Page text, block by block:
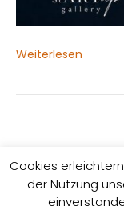
Weiterlesen
Cookies
der Nutzung